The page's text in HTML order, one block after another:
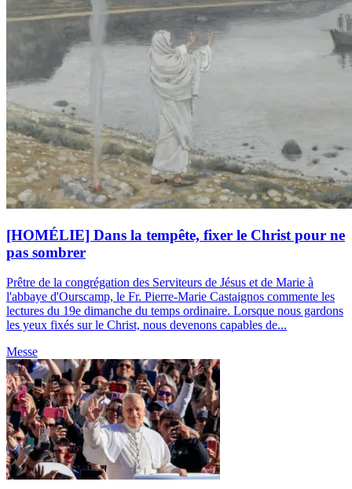
[HOMÉLIE] Dans la tempête, fixer le Christ pour ne
pas sombrer
Prêtre de la congrégation des Serviteurs de Jésus et de Marie à
l'abbaye d'Ourscamp, le Fr. Pierre-Marie Castaignos commente les
lectures du 19e dimanche du temps ordinaire. Lorsque nous gardons
les yeux fixés sur le Christ, nous devenons capables de...
Messe